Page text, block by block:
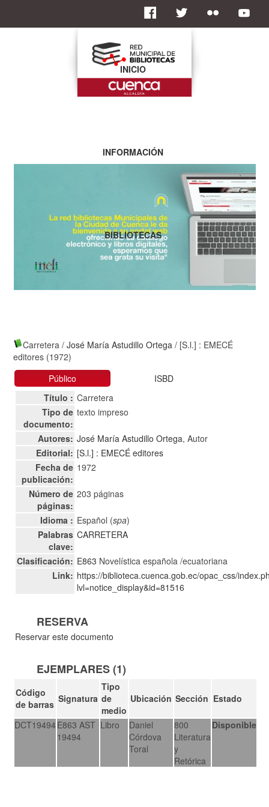
Carretera /José María Astudillo Ortega / [S.l.] : EMECÉ
editores (1972)
Público
ISBD
Título : Carretera
Tipo de
documento:
texto impreso
Autores: José María Astudillo Ortega, Autor
Editorial: [S.l.] : EMECÉ editores
Fecha de
publicación:
1972
Número de
páginas:
203 páginas
Idioma : Español (spa)
Palabras
clave:
CARRETERA
Clasificación: E863 Novelística española /ecuatoriana
Link: https://biblioteca.cuenca.gob.ec/opac_css/
lvl=notice_display&id=81516
RESERVA
Reservar este documento
EJEMPLARES (1)
Código
de barras Signatura
Tipo
de
medio
Ubicación Sección Estado
DCT19494E863 AST
19494
Libro
Daniel
Córdova
Toral
800
Literatura
y
Retórica
Disponible
INICIO
INFORMACIÓN
BIBLIOTECAS